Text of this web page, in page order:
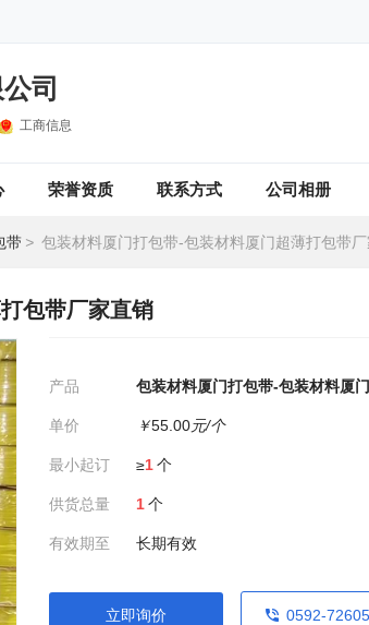
司
工商信息
荣誉资质 联系方式 公司相册
带 > 包装材料厦门打包带-包装材料厦门超薄打包带
包带厂家直销
产品 包装材料厦门打包带-包装材料厦
单价 ￥55.00元/个
最小起订 ≥1个
供货总量 1个
有效期至 长期有效
立即询价 0592-